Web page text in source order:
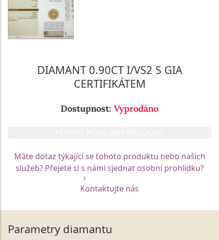
DIAMANT 0.90CT I/VS2 S GIA
CERTIFIKÁTEM
Dostupnost: Vyprodáno
Máte dotaz týkající se tohoto produktu nebo našich
služeb? Přejete si s námi sjednat osobní prohlídku?
Kontaktujte nás
Parametry diamantu